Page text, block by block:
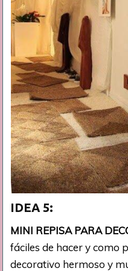
IDEA 5:
MINI REPISA PARA
fáciles de hacer y como
decorativo hermoso y